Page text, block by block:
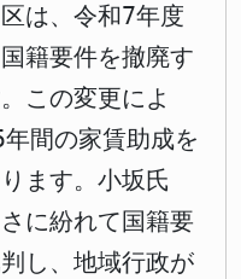
は、令和7年度
籍要件を撤廃す
この変更によ
間の家賃助成を
ます。小坂氏
に紛れて国籍要
し、地域行政が